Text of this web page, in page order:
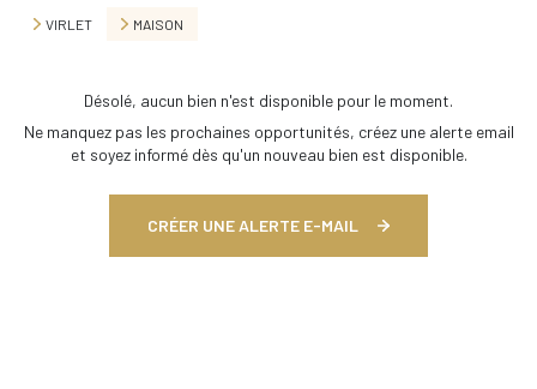
VIRLET
MAISON
Désolé, aucun bien n'est disponible pour le moment.
Ne manquez pas les prochaines opportunités, créez une alerte email
et soyez informé dès qu'un nouveau bien est disponible.
CRÉER UNE ALERTE E-MAIL